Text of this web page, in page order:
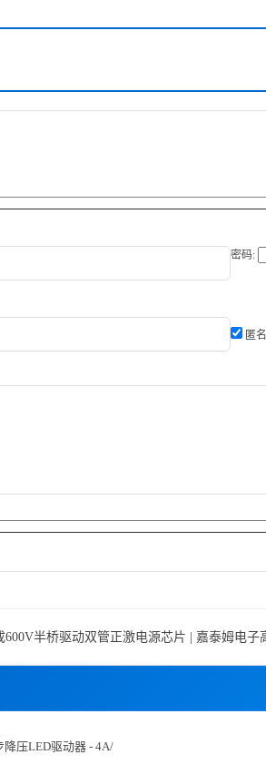
降压LED驱动器 - 4A/
密码:
匿
600V半桥驱动双管正激电源芯片 | 嘉泰姆电子